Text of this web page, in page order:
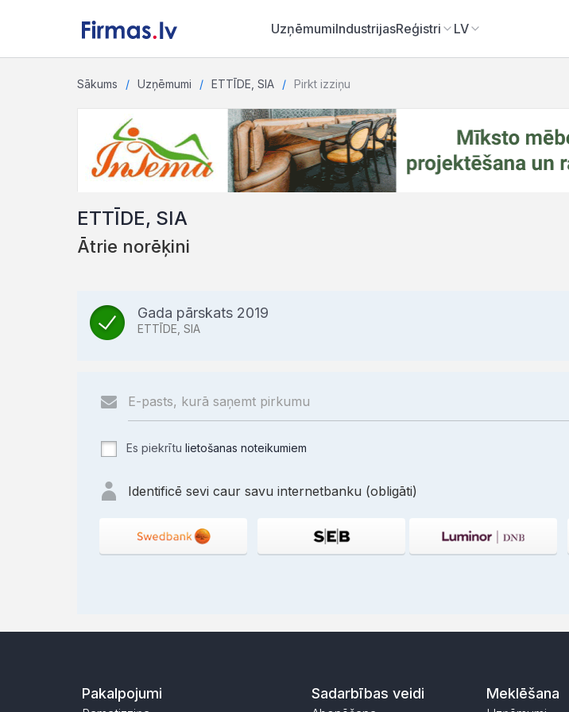
UzņēmumiIndustrijasReģistri LV
Sākums Uzņēmumi ETTĪDE, SIA Pirkt izziņu
ETTĪDE, SIA
Ātrie norēķini
Gada pārskats 2019
ETTĪDE, SIA
Es piekrītu lietošanas noteikumiem
Identificē sevi caur savu internetbanku (obligāti)
Pakalpojumi Sadarbības veidi Meklēšana